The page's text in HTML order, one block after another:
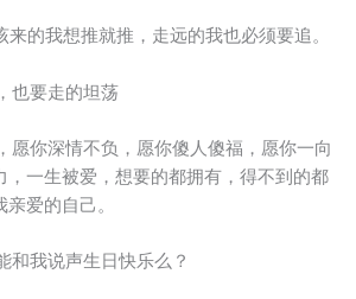
来的我想推就推，走远的我也必须要追。
也要走的坦荡
愿你深情不负，愿你傻人傻福，愿你一向
，一生被爱，想要的都拥有，得不到的都
爱的自己。
和我说声生日快乐么？